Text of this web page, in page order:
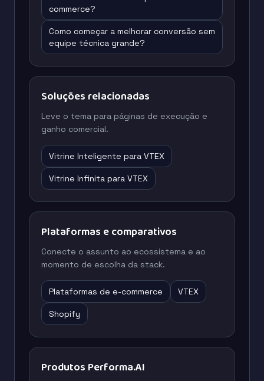
commerce?
Como começar a melhorar conversão sem
equipe técnica grande?
Soluções relacionadas
Leve o tema para páginas de execução e
ganho comercial.
Vitrine Inteligente para VTEX
Vitrine Infinita para VTEX
Plataformas e comparativos
Conecte o assunto ao ecossistema e ao
momento de escolha da stack.
Plataformas de e-commerce VTEX
Shopify
Produtos Performa.AI